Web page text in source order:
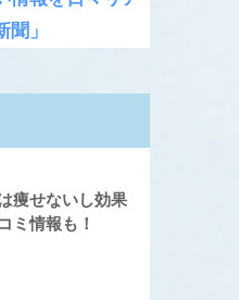
」
痩せないし効果
ミ情報も！